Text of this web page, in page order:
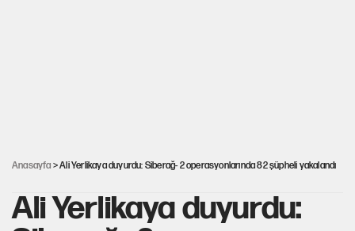
Anasayfa > Ali Yerlikaya duyurdu: Siberağ- 2 operasyonlarında 82 şüpheli yakalandı
Ali Yerlikaya duyurdu: